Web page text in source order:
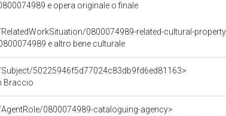
e opera originale o finale
0800074989-related-cultural-
e altro bene culturale
50225946f5d77024c83db9fd6ed81163>
Braccio
0800074989-cataloguing-agency>